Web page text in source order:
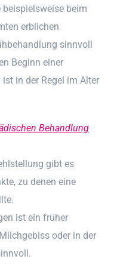
beim
erblichen
sinnvoll
Beginn einer
in der Regel im Alter
Behandlung
gibt es
zu denen eine
ist ein früher
oder in der